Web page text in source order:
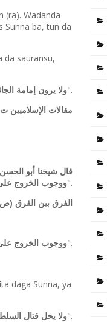
(ra). Wadanda
Sunna ba, tun da
da sauransu,
ولا يرون إمامة".
مقالات الإسلاميين ت
قال شيخنا أبو
ووجوب الخروج على".
الفرق بين الفرق (ص:
ووجوب الخروج على".
daga Sunna, ya
ولا يحل قتال".